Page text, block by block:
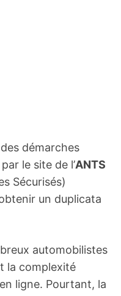
démarches
le site de l’ANTS
Sécurisés)
un duplicata
automobilistes
la complexité
ligne. Pourtant, la